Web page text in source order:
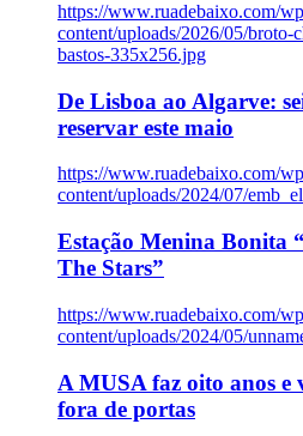
https://www.ruadebaixo.com/
content/uploads/2026/05/broto-
bastos-335x256.jpg
De Lisboa ao Algarve:
reservar este maio
https://www.ruadebaixo.com/
content/uploads/2024/07/
Estação Menina Bonita
The Stars”
https://www.ruadebaixo.com/
content/uploads/2024/05/
A MUSA faz oito anos e
fora de portas